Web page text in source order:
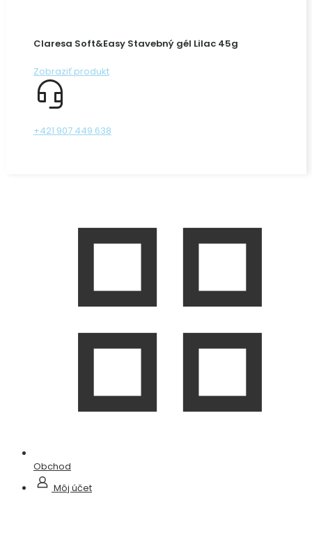
Claresa Soft&Easy Stavebný gél Lilac 45g
Zobraziť produkt
+421 907 449 638
Obchod
Môj účet